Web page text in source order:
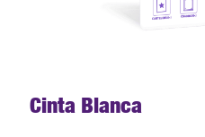
Cinta Blanca